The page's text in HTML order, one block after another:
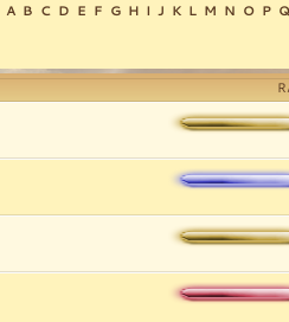
A B C D E F G H I J K L M N O P Q